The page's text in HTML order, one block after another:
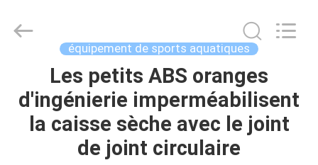
MAISON
PRODUITS
Marine
Co.,Ltd..
équipement de sports aquatiques
Les petits ABS oranges
d'ingénierie imperméabilisent
la caisse sèche avec le joint
de joint circulaire